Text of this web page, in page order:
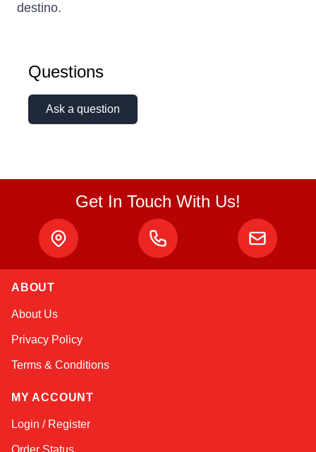
destino.
Questions
Ask a question
Get In Touch With Us!
ABOUT
About Us
Privacy Policy
Terms & Conditions
MY ACCOUNT
Login / Register
Order Status